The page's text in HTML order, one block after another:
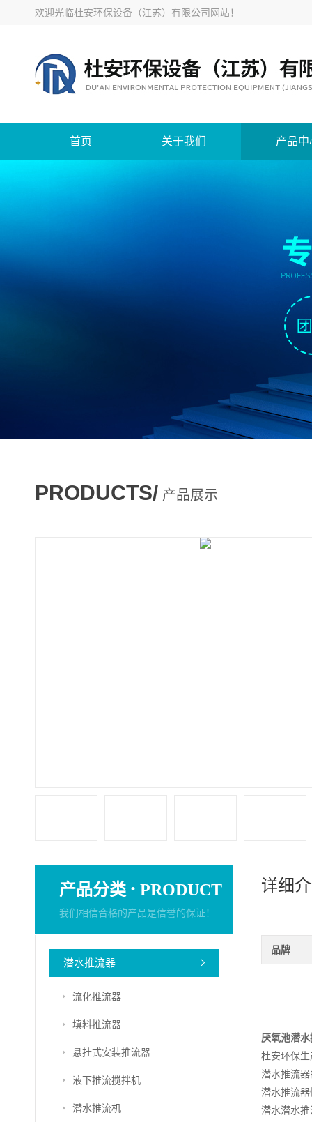
欢迎光临杜安环保设备（江苏）有限公司网站！
首页 关于我们 产品中
PRODUCTS/ 产品展示
产品分类 · PRODUCT
我们相信合格的产品是信誉的保证！
潜水推流器
流化推流器
填料推流器
悬挂式安装推流器
液下推流搅拌机
潜水推流机
详细
品牌
厌氧池潜
杜安环保
潜水推流
潜水推流
潜水潜水